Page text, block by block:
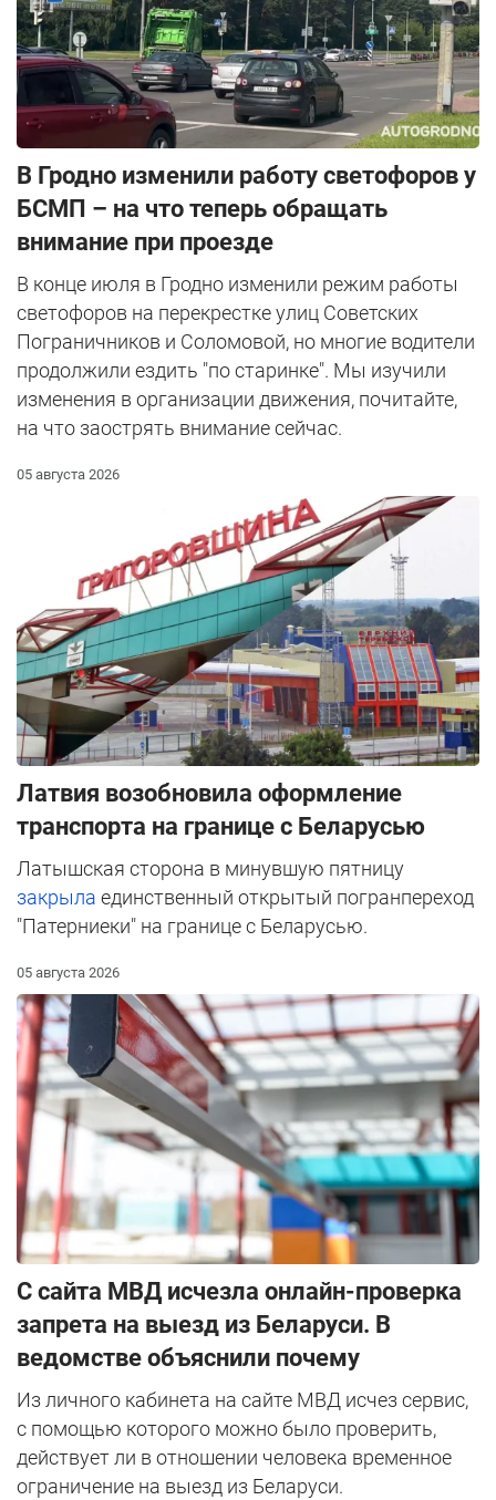
В Гродно изменили работу светофоров у
БСМП – на что теперь обращать
внимание при проезде
В конце июля в Гродно изменили режим работы
светофоров на перекрестке улиц Советских
Пограничников и Соломовой, но многие водители
продолжили ездить "по старинке". Мы изучили
изменения в организации движения, почитайте,
на что заострять внимание сейчас.
05 августа 2026
Латвия возобновила оформление
транспорта на границе с Беларусью
Латышская сторона в минувшую пятницу
закрыла единственный открытый погранпереход
"Патерниеки" на границе с Беларусью.
05 августа 2026
С сайта МВД исчезла онлайн-проверка
запрета на выезд из Беларуси. В
ведомстве объяснили почему
Из личного кабинета на сайте МВД исчез сервис,
с помощью которого можно было проверить,
действует ли в отношении человека временное
ограничение на выезд из Беларуси.